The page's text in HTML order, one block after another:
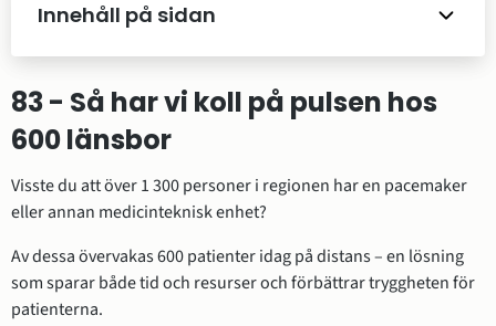
Innehåll på sidan
83 - Så har vi koll på pulsen hos
600 länsbor
Visste du att över 1 300 personer i regionen har en pacemaker
eller annan medicinteknisk enhet?
Av dessa övervakas 600 patienter idag på distans – en lösning
som sparar både tid och resurser och förbättrar tryggheten för
patienterna.